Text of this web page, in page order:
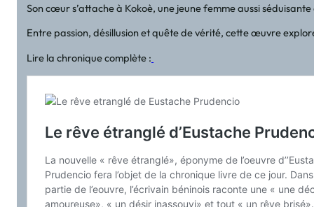
Son cœur s’attache à Kokoè, une jeune femme aussi
Entre passion, désillusion et quête de vérité, cette œuvre
Lire la chronique complète :